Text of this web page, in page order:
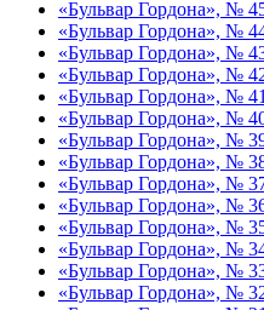
«Бульвар Гордона», №
«Бульвар Гордона», №
«Бульвар Гордона», №
«Бульвар Гордона», №
«Бульвар Гордона», №
«Бульвар Гордона», №
«Бульвар Гордона», №
«Бульвар Гордона», №
«Бульвар Гордона», №
«Бульвар Гордона», №
«Бульвар Гордона», №
«Бульвар Гордона», №
«Бульвар Гордона», №
«Бульвар Гордона», №